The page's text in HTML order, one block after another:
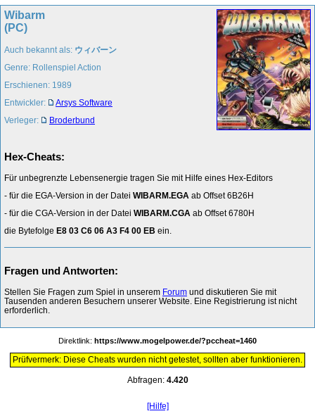
Wibarm
(PC)
Auch bekannt als: ウィバーン
Genre: Rollenspiel Action
Erschienen: 1989
Entwickler:
Arsys Software
Verleger:
Broderbund
Hex-Cheats:
Für unbegrenzte Lebensenergie tragen Sie mit Hilfe eines Hex-Editors
- für die EGA-Version in der Datei WIBARM.EGA ab Offset 6B26H
- für die CGA-Version in der Datei WIBARM.CGA ab Offset 6780H
die Bytefolge E8 03 C6 06 A3 F4 00 EB ein.
Fragen und Antworten:
Stellen Sie Fragen zum Spiel in unserem Forum und diskutieren Sie mit
Tausenden anderen Besuchern unserer Website. Eine Registrierung ist nicht
erforderlich.
Direktlink: https://www.mogelpower.de/?pccheat=1460
Prüfvermerk: Diese Cheats wurden nicht getestet, sollten aber funktionieren.
Abfragen: 4.420
[Hilfe]